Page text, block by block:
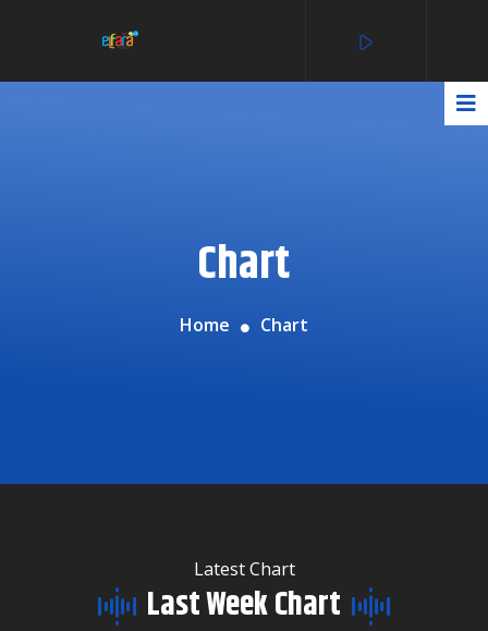
Chart
Home Chart
Latest Chart
Last Week Chart